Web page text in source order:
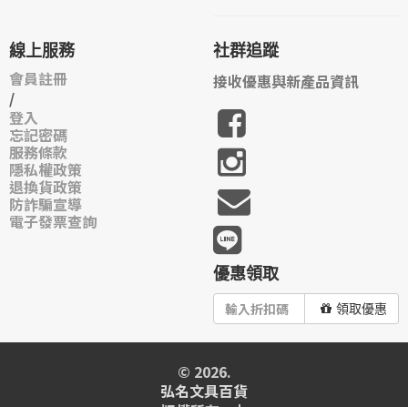
線上服務
會員註冊
/
登入
忘記密碼
服務條款
隱私權政策
退換貨政策
防詐騙宣導
電子發票查詢
社群追蹤
接收優惠與新產品資訊
優惠領取
領取優惠
© 2026.
弘名文具百貨